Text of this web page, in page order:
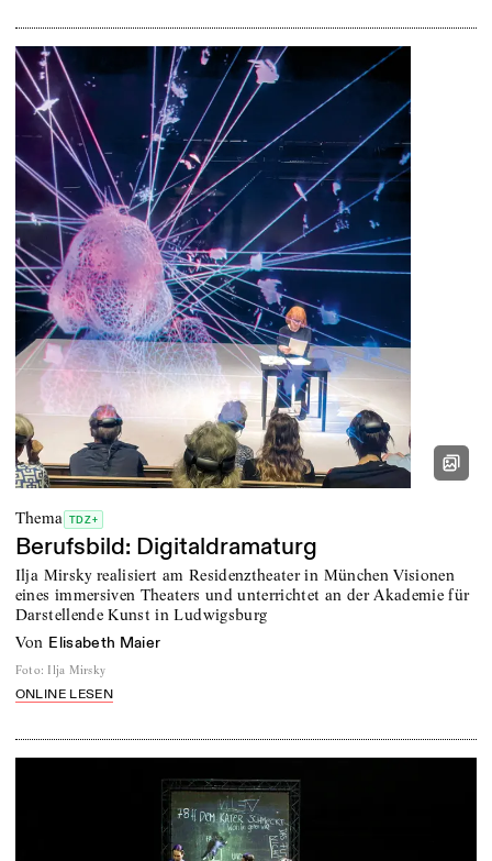
Thema TDZ+
Berufsbild: Digitaldramaturg
Ilja Mirsky realisiert am Residenztheater in München Visionen
eines immersiven Theaters und unterrichtet an der Akademie für
Darstellende Kunst in Ludwigsburg
von Elisabeth Maier
Foto: Ilja Mirsky
ONLINE LESEN